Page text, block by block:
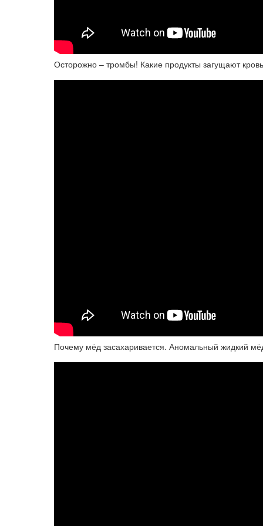
Осторожно – тромбы! Какие продукты загущают
Почему мёд засахаривается. Аномальный жидкий